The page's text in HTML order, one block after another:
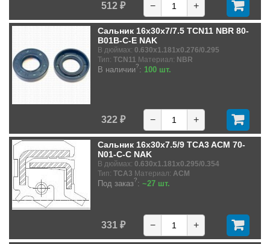
512 ₽ − +
Сальник 16x30x7/7.5 TCN11 NBR 80-
B01B-C-E NAK
В дюймах: 0.630x1.181x0.276/0.295
Тип: TCN11 Материал: NBR
В наличии?: 100 шт.
322 ₽ − +
Сальник 16x30x7.5/9 TCA3 ACM 70-
N01-C-C NAK
В дюймах: 0.630x1.181x0.295/0.354
Тип: TCA3 Материал: ACM
Под заказ?: ~27 шт.
331 ₽ − +